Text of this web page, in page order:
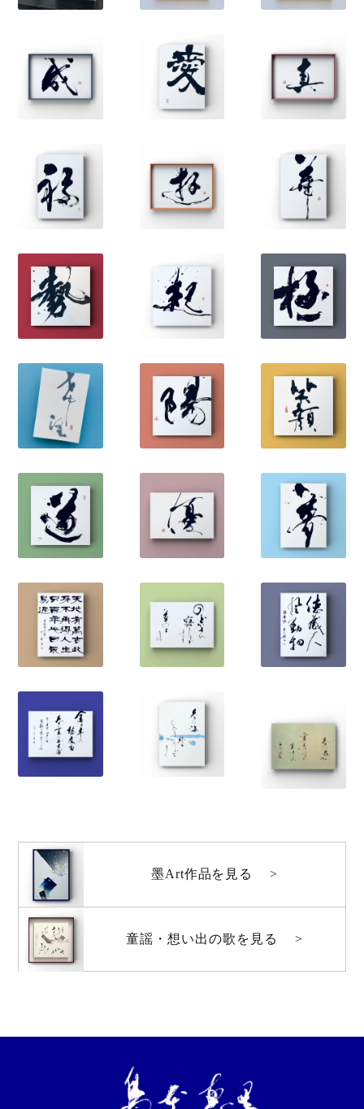
墨Art作品を見る
童謡・想い出の歌を見る